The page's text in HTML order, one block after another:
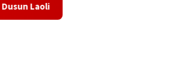
Dilihat Secara Utuh, Advokat: